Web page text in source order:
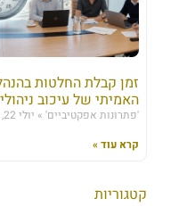
זמן קבלת החלטות
האמיתי של עיכוב
'פתרונות אפקטיביים'
יולי 22, 2026
קרא עוד »
קטגוריות